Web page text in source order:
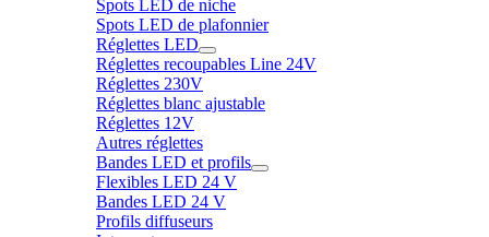
Spots LED de niche
Spots LED de plafonnier
Réglettes LED
Réglettes recoupables Line 24V
Réglettes 230V
Réglettes blanc ajustable
Réglettes 12V
Autres réglettes
Bandes LED et profils
Flexibles LED 24 V
Bandes LED 24 V
Profils diffuseurs